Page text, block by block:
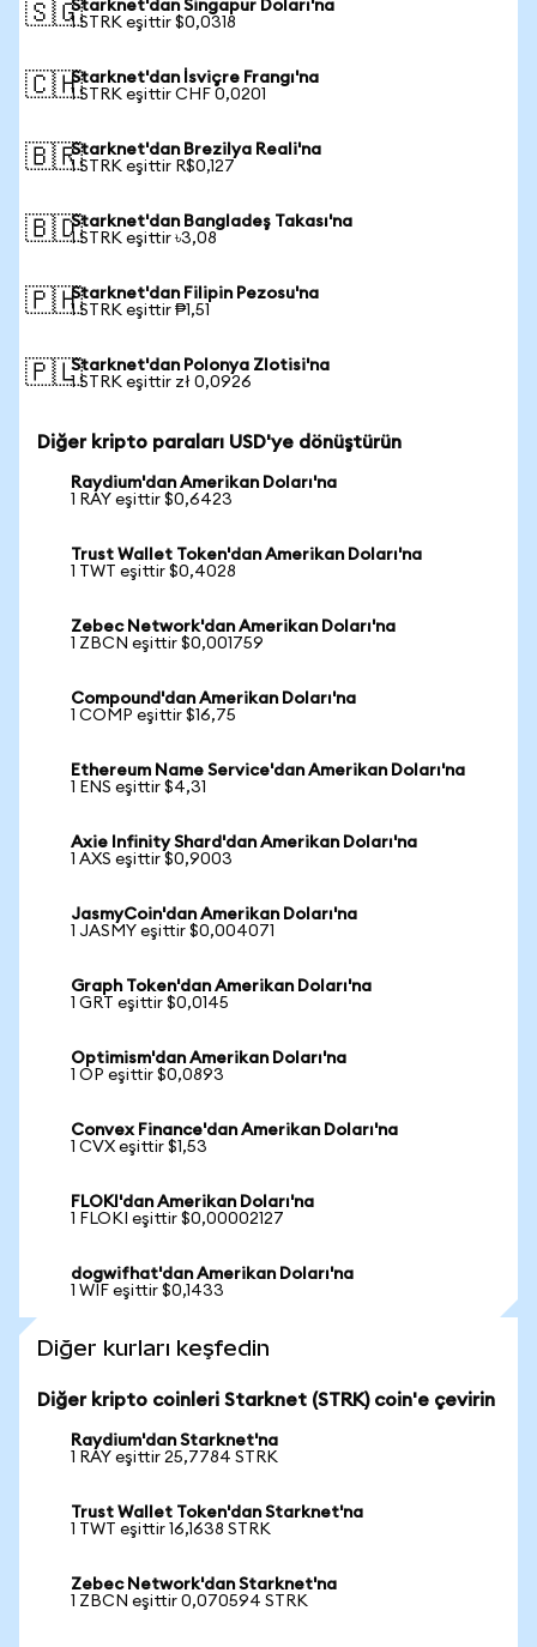
🇸🇬Starknet'dan Singapur Doları'na
1 STRK eşittir $0,0318
🇨🇭Starknet'dan İsviçre Frangı'na
1 STRK eşittir CHF 0,0201
🇧🇷Starknet'dan Brezilya Reali'na
1 STRK eşittir R$0,127
🇧🇩Starknet'dan Bangladeş Takası'na
1 STRK eşittir ৳3,08
🇵🇭Starknet'dan Filipin Pezosu'na
1 STRK eşittir ₱1,51
🇵🇱Starknet'dan Polonya Zlotisi'na
1 STRK eşittir zł 0,0926
Diğer kripto paraları USD'ye dönüştürün
Raydium'dan Amerikan Doları'na
1 RAY eşittir $0,6423
Trust Wallet Token'dan Amerikan Doları'na
1 TWT eşittir $0,4028
Zebec Network'dan Amerikan Doları'na
1 ZBCN eşittir $0,001759
Compound'dan Amerikan Doları'na
1 COMP eşittir $16,75
Ethereum Name Service'dan Amerikan Doları'na
1 ENS eşittir $4,31
Axie Infinity Shard'dan Amerikan Doları'na
1 AXS eşittir $0,9003
JasmyCoin'dan Amerikan Doları'na
1 JASMY eşittir $0,004071
Graph Token'dan Amerikan Doları'na
1 GRT eşittir $0,0145
Optimism'dan Amerikan Doları'na
1 OP eşittir $0,0893
Convex Finance'dan Amerikan Doları'na
1 CVX eşittir $1,53
FLOKI'dan Amerikan Doları'na
1 FLOKI eşittir $0,00002127
dogwifhat'dan Amerikan Doları'na
1 WIF eşittir $0,1433
Diğer kurları keşfedin
Diğer kripto coinleri Starknet (STRK) coin'e çevirin
Raydium'dan Starknet'na
1 RAY eşittir 25,7784 STRK
Trust Wallet Token'dan Starknet'na
1 TWT eşittir 16,1638 STRK
Zebec Network'dan Starknet'na
1 ZBCN eşittir 0,070594 STRK